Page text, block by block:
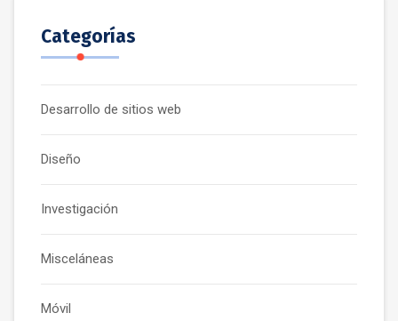
Categorías
Desarrollo de sitios web
Diseño
Investigación
Misceláneas
Móvil